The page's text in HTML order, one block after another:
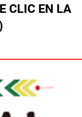
CLIC EN LA